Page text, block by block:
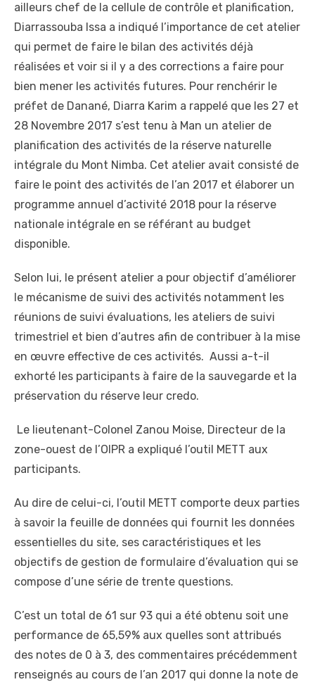
ailleurs chef de la cellule de contrôle et planification,
Diarrassouba Issa a indiqué l’importance de cet atelier
qui permet de faire le bilan des activités déjà
réalisées et voir si il y a des corrections a faire pour
bien mener les activités futures. Pour renchérir le
préfet de Danané, Diarra Karim a rappelé que les 27 et
28 Novembre 2017 s’est tenu à Man un atelier de
planification des activités de la réserve naturelle
intégrale du Mont Nimba. Cet atelier avait consisté de
faire le point des activités de l’an 2017 et élaborer un
programme annuel d’activité 2018 pour la réserve
nationale intégrale en se référant au budget
disponible.
Selon lui, le présent atelier a pour objectif d’améliorer
le mécanisme de suivi des activités notamment les
réunions de suivi évaluations, les ateliers de suivi
trimestriel et bien d’autres afin de contribuer à la mise
en œuvre effective de ces activités. Aussi a-t-il
exhorté les participants à faire de la sauvegarde et la
préservation du réserve leur credo.
Le lieutenant-Colonel Zanou Moise, Directeur de la
zone-ouest de l’OIPR a expliqué l’outil METT aux
participants.
Au dire de celui-ci, l’outil METT comporte deux parties
à savoir la feuille de données qui fournit les données
essentielles du site, ses caractéristiques et les
objectifs de gestion de formulaire d’évaluation qui se
compose d’une série de trente questions.
C’est un total de 61 sur 93 qui a été obtenu soit une
performance de 65,59% aux quelles sont attribués
des notes de 0 à 3, des commentaires précédemment
renseignés au cours de l’an 2017 qui donne la note de